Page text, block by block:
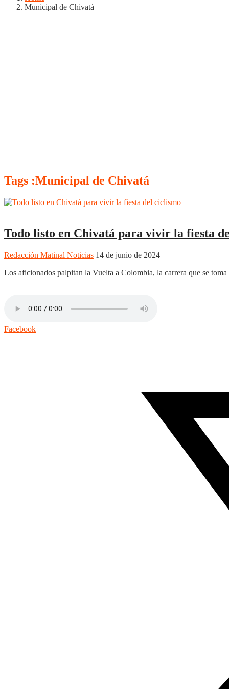
Municipal de Chivatá
Tags :Municipal de Chivatá
Todo listo en Chivatá para vivir la fiesta
Redacción Matinal Noticias 14 de junio de 2024
Los aficionados palpitan la Vuelta a Colombia, la carrera que se
Facebook